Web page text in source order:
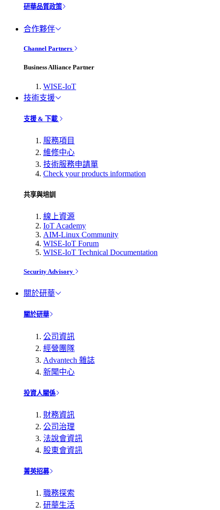
研華品質政策
合作夥伴
Channel Partners
Business Alliance Partner
WISE-IoT
技術支援
支援 & 下載
服務項目
維修中心
技術服務申請單
Check your products information
共享與培訓
線上資源
IoT Academy
AIM-Linux Community
WISE-IoT Forum
WISE-IoT Technical Documentation
Security Advisory
關於研華
關於研華
公司資訊
經營團隊
Advantech 雜誌
新聞中心
投資人關係
財務資訊
公司治理
法說會資訊
股東會資訊
菁英招募
職務探索
研華生活